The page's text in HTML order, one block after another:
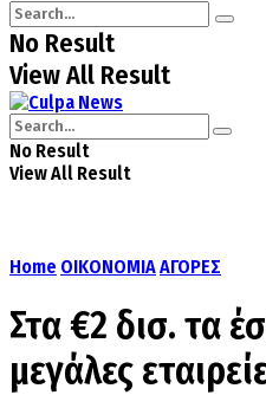
No Result
View All Result
No Result
View All Result
Home ΟΙΚΟΝΟΜΙΑΑΓΟΡΕΣ
Στα €2 δισ. τα
μεγάλες